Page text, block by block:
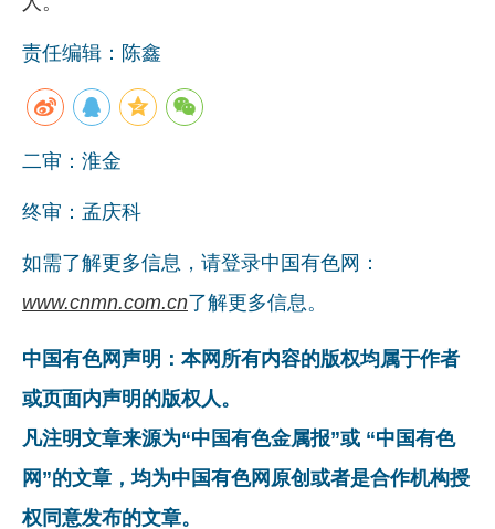
责任编辑：陈鑫
二审：淮金
终审：孟庆科
如需了解更多信息，请登录中国有色网：
www.cnmn.com.cn了解更多信息。
中国有色网声明：本网所有内容的版权均属于作者
或页面内声明的版权人。
凡注明文章来源为“中国有色金属报”或 “中国有色
网”的文章，均为中国有色网原创或者是合作机构授
权同意发布的文章。